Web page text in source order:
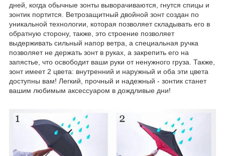
дней, когда обычные зонты выворачиваются, гнутся спицы и
зонтик портится. Ветрозащитный двойной зонт создан по
уникальной технологии, которая позволяет складывать его в
обратную сторону, также, это строение позволяет
выдерживать сильный напор ветра, а специальная ручка
позволяет не держать зонт в руках, а закрепить его на
запястье, что освободит ваши руки от ненужного груза. Также,
зонт имеет 2 цвета: внутренний и наружный и оба эти цвета
доступны вам! Легкий, прочный и надежный - зонтик станет
вашим любимым аксессуаром в дождливые дни!